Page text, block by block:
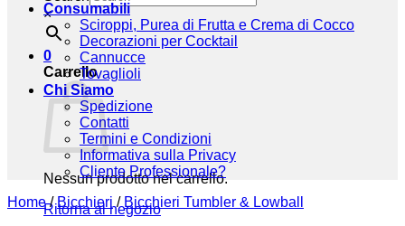
×
0
Carrello
Nessun prodotto nel carrello.
Ritorna al negozio
Consumabili
Sciroppi, Purea di Frutta e Crema di Cocco
Decorazioni per Cocktail
Cannucce
Tovaglioli
Chi Siamo
Spedizione
Contatti
Termini e Condizioni
Informativa sulla Privacy
Cliente Professionale?
Home / Bicchieri / Bicchieri Tumbler & Lowball